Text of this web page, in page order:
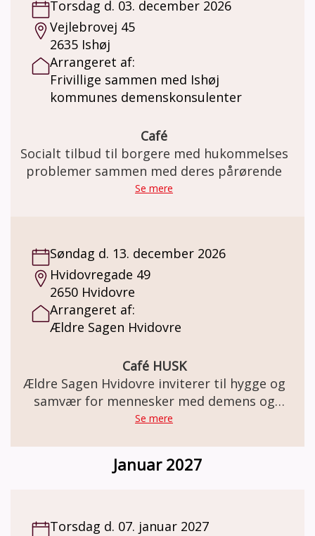
Torsdag d. 03. december 2026
Vejlebrovej 45
2635 Ishøj
Arrangeret af:
Frivillige sammen med Ishøj
kommunes demenskonsulenter
Café
Socialt tilbud til borgere med hukommelses
problemer sammen med deres pårørende
Se mere
Søndag d. 13. december 2026
Hvidovregade 49
2650 Hvidovre
Arrangeret af:
Ældre Sagen Hvidovre
Café HUSK
Ældre Sagen Hvidovre inviterer til hygge og
samvær for mennesker med demens og
deres pårørende
Se mere
Januar 2027
Torsdag d. 07. januar 2027